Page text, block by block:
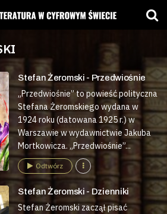
Stefan Żeromski - Przedwiośnie
„Przedwiośnie” to powieść polityczna
Stefana Żeromskiego wydana w
1924 roku (datowana 1925 r.) w
Warszawie w wydawnictwie Jakuba
Mortkowicza. „Przedwiośnie”...
Odtwórz
Stefan Żeromski - Dzienniki
Stefan Żeromski zaczął pisać